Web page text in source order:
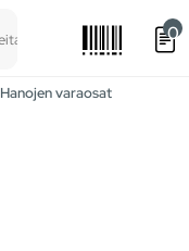
0
Hanojen varaosat